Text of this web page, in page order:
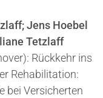
Jens Hoebel
Tetzlaff
Rückkehr ins
Rehabilitation:
bei Versicherten